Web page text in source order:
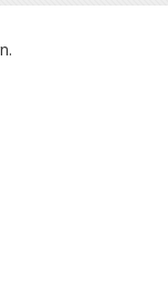
DSV-Skiversicherung